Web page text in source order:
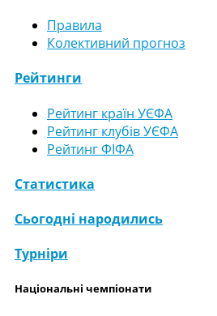
Правила
Колективний прогноз
Рейтинги
Рейтинг країн УЄФА
Рейтинг клубів УЄФА
Рейтинг ФІФА
Статистика
Сьогодні народились
Турніри
Національні чемпіонати